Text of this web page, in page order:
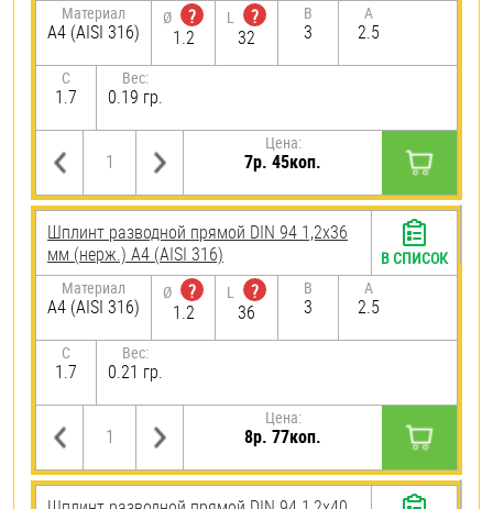
Материал
A4 (AISI 316)
Ø
?
1.2
L
?
32
B
3
A
2.5
C
1.7
Вес:
0.19 гр.
Цена:
7р. 45коп.
Шплинт разводной прямой DIN 94 1,2х36
мм (нерж.) A4 (AISI 316)
Материал
A4 (AISI 316)
Ø
?
1.2
L
?
36
B
3
A
2.5
C
1.7
Вес:
0.21 гр.
Цена:
8р. 77коп.
В СПИСОК